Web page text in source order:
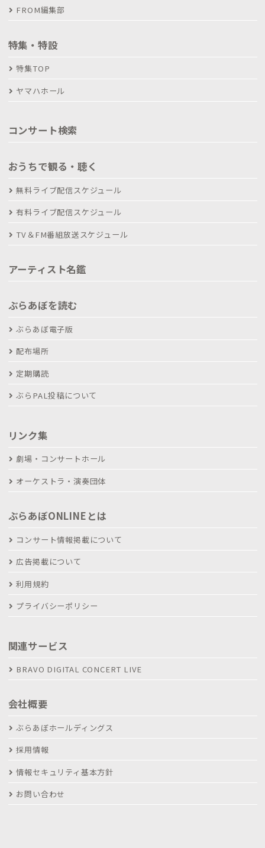
FROM編集部
特集・特設
特集TOP
ヤマハホール
コンサート検索
おうちで観る・聴く
無料ライブ配信スケジュール
有料ライブ配信スケジュール
TV＆FM番組放送スケジュール
アーティスト名鑑
ぶらあぼを読む
ぶらあぼ電子版
配布場所
定期購読
ぶらPAL投稿について
リンク集
劇場・コンサートホール
オーケストラ・演奏団体
ぶらあぼONLINEとは
コンサート情報掲載について
広告掲載について
利用規約
プライバシーポリシー
関連サービス
BRAVO DIGITAL CONCERT LIVE
会社概要
ぶらあぼホールディングス
採用情報
情報セキュリティ基本方針
お問い合わせ